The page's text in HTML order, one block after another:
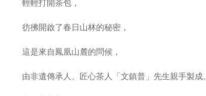
輕輕打開茶包，
彷彿開啟了春日山林的秘密，
這是來自鳳凰山麓的問候，
由非遺傳承人、匠心茶人「文鎮普」先生親手製成。